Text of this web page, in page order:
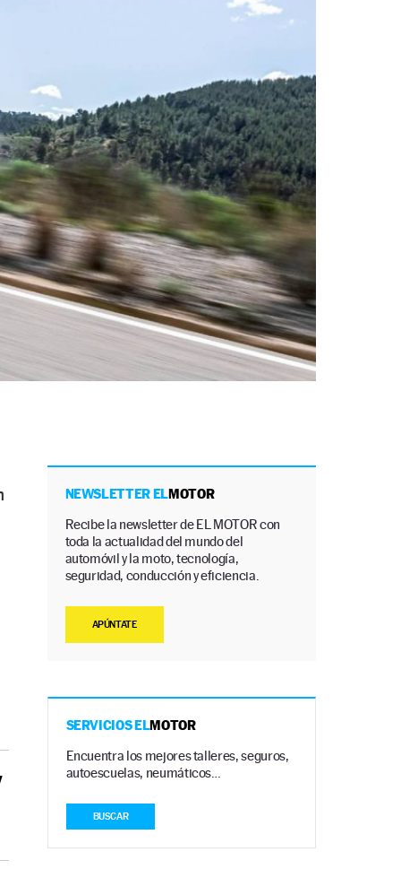
NEWSLETTER ELMOTOR
Recibe la newsletter de EL MOTOR con
toda la actualidad del mundo del
automóvil y la moto, tecnología,
seguridad, conducción y eficiencia.
APÚNTATE
SERVICIOS ELMOTOR
Encuentra los mejores talleres, seguros,
autoescuelas, neumáticos…
BUSCAR